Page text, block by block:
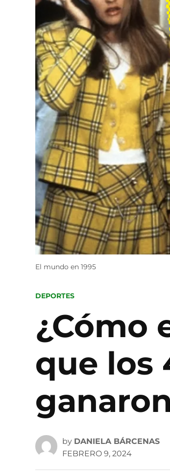
El mundo en 1995
POSTED
DEPORTES
¿Cómo
que los
by DANIELA BÁRCENAS
FEBRERO 9, 2024